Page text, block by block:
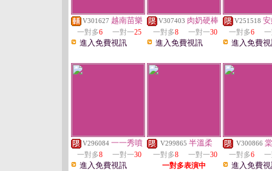
V301627 越南苗樂
一對多6 一對一25
進入免費視訊
V307403 肉奶硬棒
一對多8 一對一30
進入免費視訊
V251518
一對多6
進入免費
V296084 一一秀噴
一對多8 一對一30
進入免費視訊
V299865 半溫柔
一對多8 一對一30
一對多表演中
V300866
一對多6
進入免費